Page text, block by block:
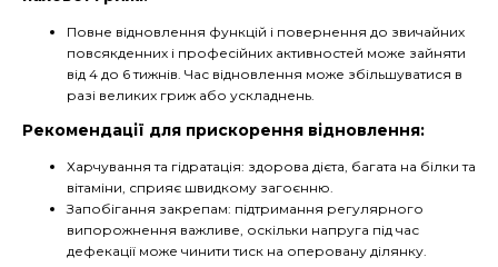
Повне відновлення функцій і повернення до звичайних
повсякденних і професійних активностей може зайняти
від 4 до 6 тижнів. Час відновлення може збільшуватися в
разі великих гриж або ускладнень.
Рекомендації для прискорення відновлення:
Харчування та гідратація: здорова дієта, багата на білки та
вітаміни, сприяє швидкому загоєнню.
Запобігання закрепам: підтримання регулярного
випорожнення важливе, оскільки напруга під час
дефекації може чинити тиск на оперовану ділянку.